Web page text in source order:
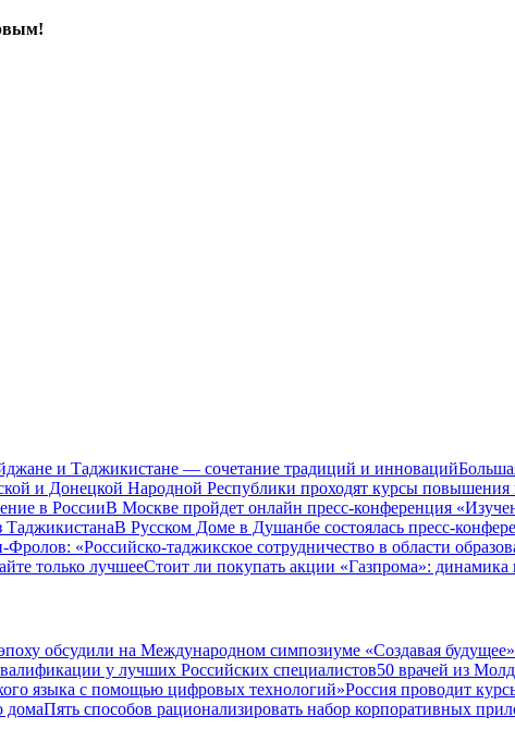
и Таджикистане — сочетание традиций и инноваций
и Донецкой Народной Республики проходят курсы
в РоссииВ Москве пройдет онлайн пресс-конференция
ТаджикистанаВ Русском Доме в Душанбе состоялась пресс-
«Российско-таджикское сотрудничество в области
только лучшееСтоит ли покупать акции «Газпрома»: динамика
обсудили на Международном симпозиуме «Создавая будущее»
у лучших Российских специалистов50 врачей из
языка с помощью цифровых технологий»Россия проводит
домаПять способов рационализировать набор корпоративных